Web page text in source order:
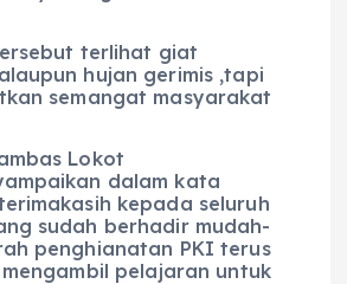
terlihat giat
hujan gerimis ,tapi
semangat masyarakat
Lokot
dalam kata
kepada seluruh
sudah berhadir mudah-
penghianatan PKI terus
pelajaran untuk